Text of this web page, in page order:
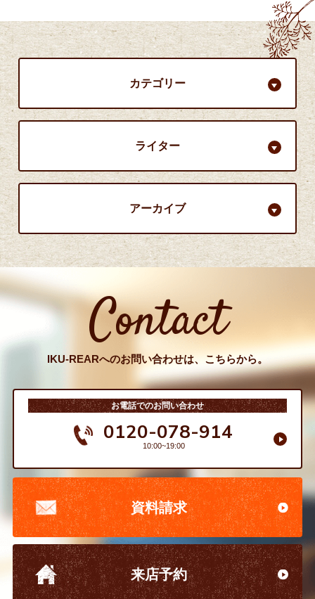
カテゴリー
ライター
アーカイブ
Contact
IKU-REARへのお問い合わせは、こちらから。
お電話でのお問い合わせ
0120-078-914
10:00~19:00
資料請求
来店予約